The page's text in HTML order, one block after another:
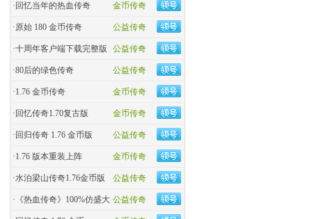
金币传奇
· 回忆当年的热血传奇
公益传奇
·原始 180 金币传奇
公益传奇
·十周年客户端下载完整版
公益传奇
·80后的绿色传奇
金币传奇
·1.76 金币传奇
金币传奇
· 回忆传奇1.70复古版
公益传奇
· 回归传奇 1.76 金币版
金币传奇
·1.76 版本重装上阵
公益传奇
·水泊梁山传奇1.76金币版
公益传奇
· 《热血传奇》100%仿盛大